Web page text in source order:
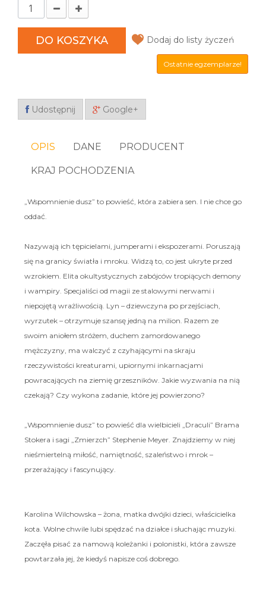
DO KOSZYKA Dodaj do listy życzeń
Ostatnie egzemplarze!
Udostępnij Google+
OPIS DANE PRODUCENT
KRAJ POCHODZENIA
„Wspomnienie dusz” to powieść, która zabiera sen. I nie chce go
oddać.
Nazywają ich tępicielami, jumperami i ekspozerami. Poruszają
się na granicy światła i mroku. Widzą to, co jest ukryte przed
wzrokiem. Elita okultystycznych zabójców tropiących demony
i wampiry. Specjaliści od magii ze stalowymi nerwami i
niepojętą wrażliwością. Lyn – dziewczyna po przejściach,
wyrzutek – otrzymuje szansę jedną na milion. Razem ze
swoim aniołem stróżem, duchem zamordowanego
mężczyzny, ma walczyć z czyhającymi na skraju
rzeczywistości kreaturami, upiornymi inkarnacjami
powracających na ziemię grzeszników. Jakie wyzwania na nią
czekają? Czy wykona zadanie, które jej powierzono?
„Wspomnienie dusz” to powieść dla wielbicieli „Draculi” Brama
Stokera i sagi „Zmierzch” Stephenie Meyer. Znajdziemy w niej
nieśmiertelną miłość, namiętność, szaleństwo i mrok –
przerażający i fascynujący.
Karolina Wilchowska – żona, matka dwójki dzieci, właścicielka
kota. Wolne chwile lubi spędzać na działce i słuchając muzyki.
Zaczęła pisać za namową koleżanki i polonistki, która zawsze
powtarzała jej, że kiedyś napisze coś dobrego.